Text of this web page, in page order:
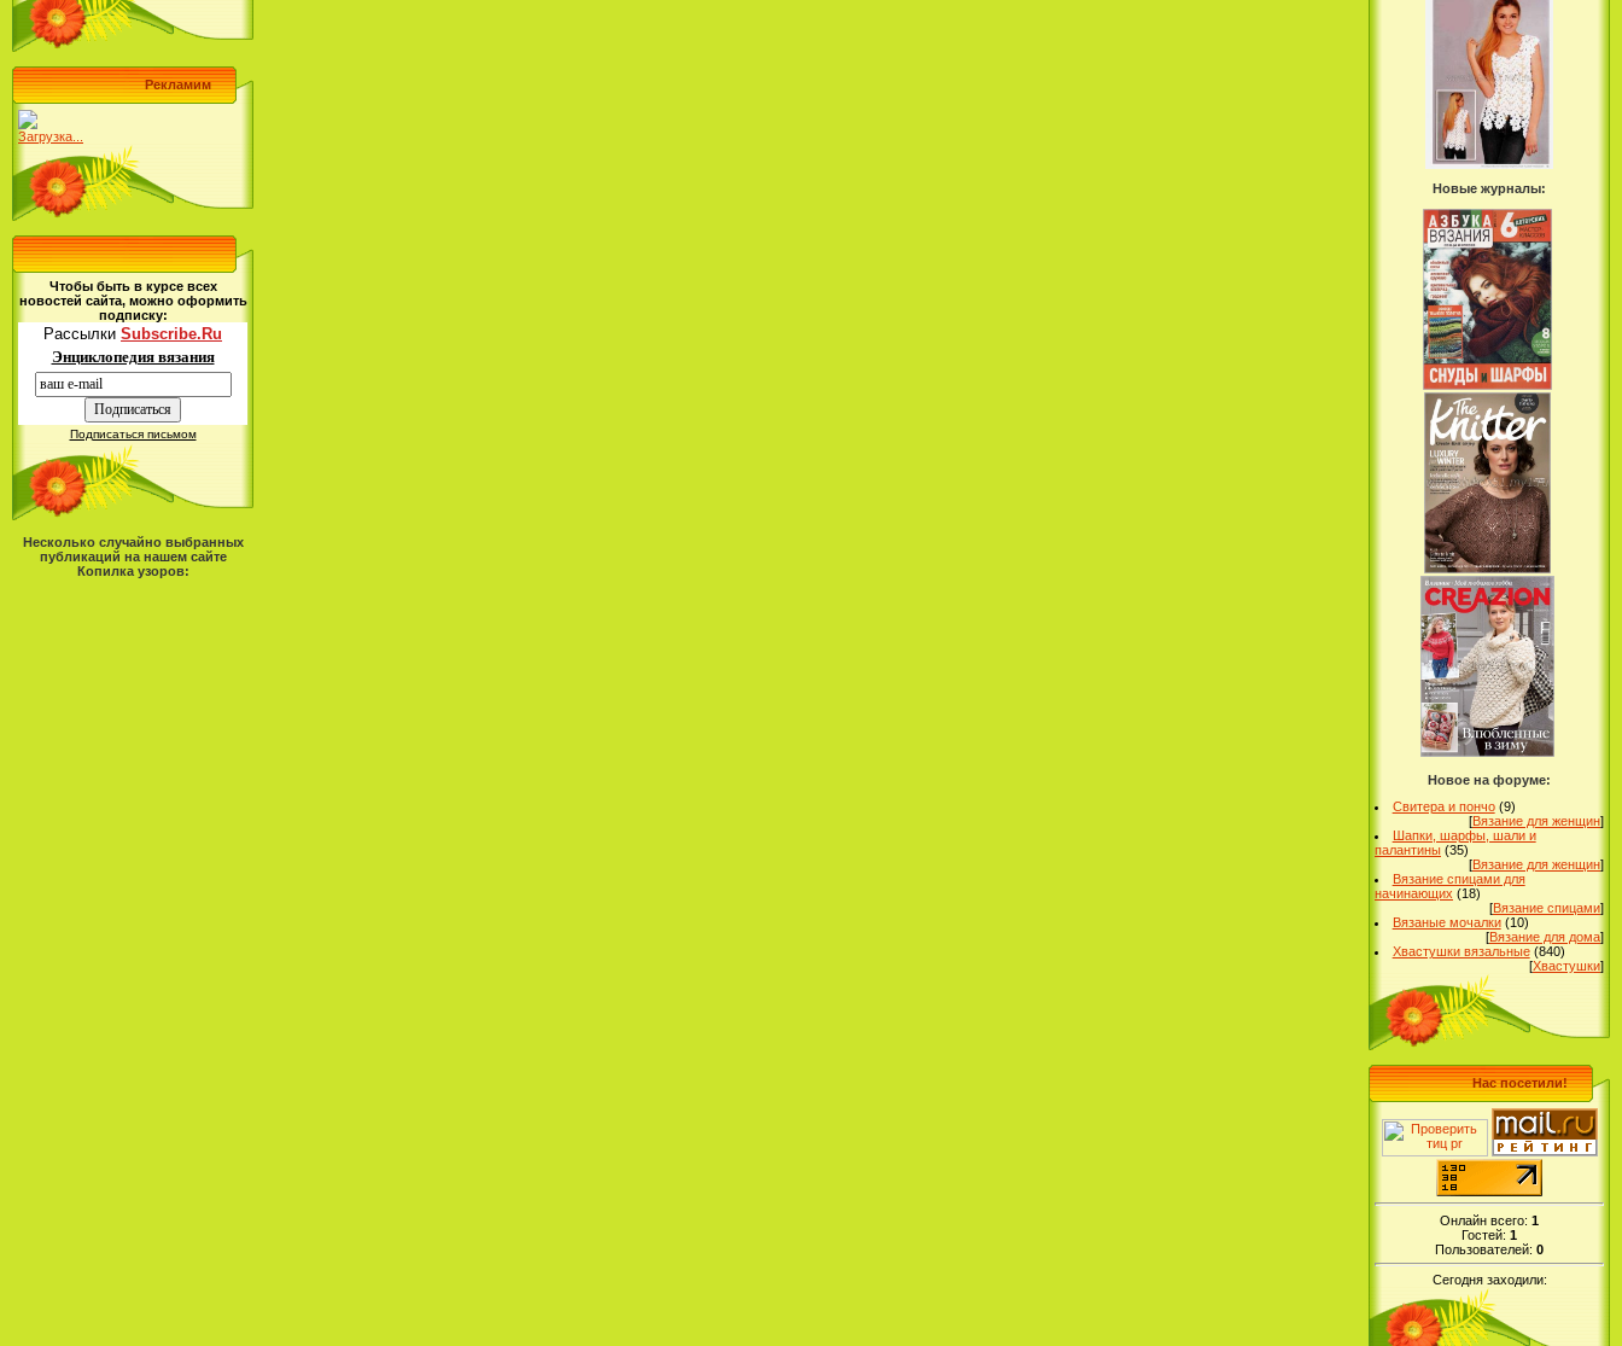
Рекламим
Загрузка...
Чтобы быть в курсе всех
новостей сайта, можно оформить
подписку:
Рассылки Subscribe.Ru
Энциклопедия вязания
Подписаться письмом
Несколько случайно выбранных
публикаций на нашем сайте
Копилка узоров:
Новые журналы:
Новое на форуме:
Свитера и пончо (9)
[Вязание для женщин]
Шапки, шарфы, шали и
палантины (35)
[Вязание для женщин]
Вязание спицами для
начинающих (18)
[Вязание спицами]
Вязаные мочалки (10)
[Вязание для дома]
Хвастушки вязальные (840)
[Хвастушки]
Нас посетили!
Онлайн всего: 1
Гостей: 1
Пользователей: 0
Сегодня заходили: